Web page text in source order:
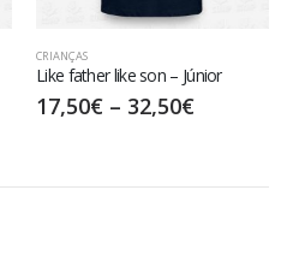
CRIANÇAS
Like father like son – Júnior
17,50€ – 32,50€